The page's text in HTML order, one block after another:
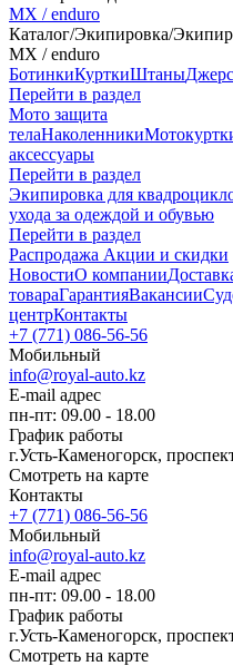
MX / enduro
Каталог/Экипировка/
MX / enduro
БотинкиКурткиШтаны
Перейти в раздел
Мото защита
телаНаколенники
аксессуары
Перейти в раздел
Экипировка для
ухода за одеждой и обувью
Перейти в раздел
Распродажа Акции и скидки
НовостиО компании
товараГарантияВакансии
центрКонтакты
+7 (771) 086-56-56
Мобильный
info@royal-auto.kz
E-mail адрес
пн-пт: 09.00 - 18.00
График работы
г.Усть-Каменогорск,
Смотреть на карте
Контакты
+7 (771) 086-56-56
Мобильный
info@royal-auto.kz
E-mail адрес
пн-пт: 09.00 - 18.00
График работы
г.Усть-Каменогорск,
Смотреть на карте